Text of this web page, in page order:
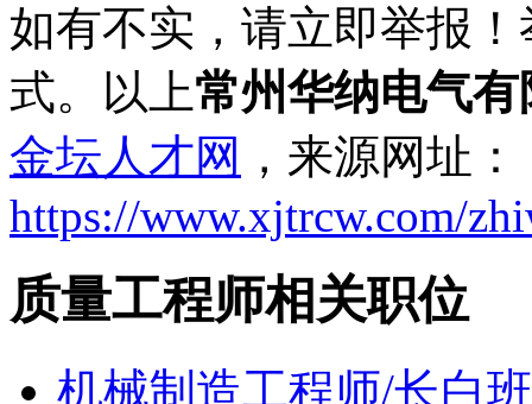
如有不实，请立即举报
式。以上常州华纳电气
金坛人才网 ，来源网址：
https://www.xjtrcw.com/
质量工程师相关职位
机械制造工程师/长白班